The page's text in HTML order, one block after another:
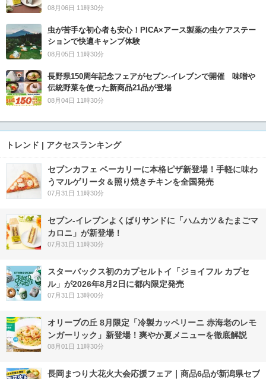
08月06日 11時30分
虫が苦手な初心者も安心！PICA×アース製薬の虫ケアステー
ションで快適キャンプ体験
08月05日 11時30分
長野県150周年記念フェアがセブン-イレブンで開催 味噌や
伝統野菜を使った新商品21品が登場
08月04日 11時30分
トレンド | アクセスランキング
セブンカフェ ベーカリーに本格ピザ新登場！手軽に味わ
うマルゲリータ＆照り焼きチキンを全国発売
07月31日 11時30分
セブン‐イレブンよくばりサンドに「ハムカツ＆たまごマ
カロニ」が新登場！
07月31日 11時30分
スターバックス初のカプセルトイ「ジョイフル カプセ
ル」が2026年8月2日に都内限定発売
07月31日 13時00分
オリーブの丘 8月限定「冷製カッペリーニ 赤海老のレモ
ンガーリック」新登場！爽やか夏メニューを徹底解説
08月01日 11時30分
長岡まつり大花火大会応援フェア｜商品6品が新潟県セブ